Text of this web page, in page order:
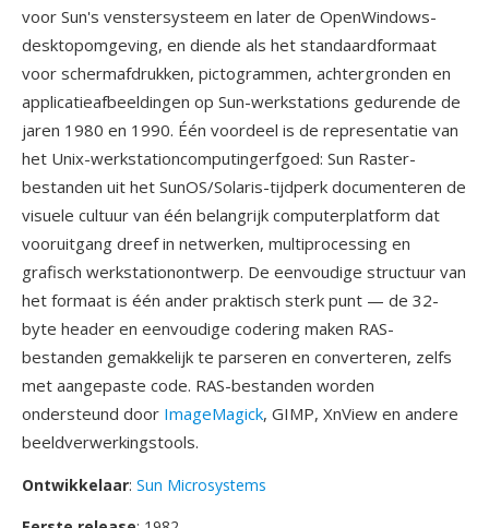
voor Sun's venstersysteem en later de OpenWindows-
desktopomgeving, en diende als het standaardformaat
voor schermafdrukken, pictogrammen, achtergronden en
applicatieafbeeldingen op Sun-werkstations gedurende de
jaren 1980 en 1990. Één voordeel is de representatie van
het Unix-werkstationcomputingerfgoed: Sun Raster-
bestanden uit het SunOS/Solaris-tijdperk documenteren de
visuele cultuur van één belangrijk computerplatform dat
vooruitgang dreef in netwerken, multiprocessing en
grafisch werkstationontwerp. De eenvoudige structuur van
het formaat is één ander praktisch sterk punt — de 32-
byte header en eenvoudige codering maken RAS-
bestanden gemakkelijk te parseren en converteren, zelfs
met aangepaste code. RAS-bestanden worden
ondersteund door ImageMagick, GIMP, XnView en andere
beeldverwerkingstools.
Ontwikkelaar: Sun Microsystems